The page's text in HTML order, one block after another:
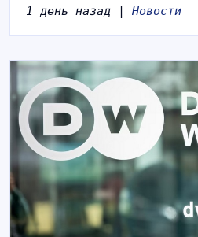
1 день назад | Новости